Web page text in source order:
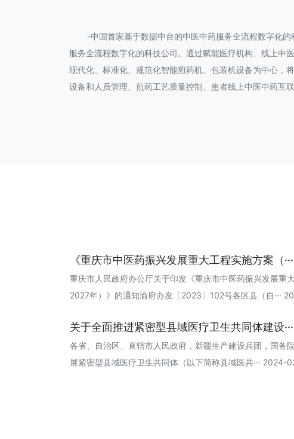
-中国首家基于数据中台的中医中药服务全流程数字化
服务全流程数字化的科技公司。通过赋能医疗机构、线上中
现代化、标准化、规范化智能煎药机、包装机设备为中心，
设备和人员管理、煎药工艺质量控制、患者线上中医中药互
《重庆市中医药振兴发展重大工程实施方案（···
重庆市人民政府办公厅关于印发《重庆市中医药振兴发展
2027年）》的通知渝府办发〔2023〕102号各区县（自···
关于全面推进紧密型县域医疗卫生共同体建设···
各省、自治区、直辖市人民政府，新疆生产建设兵团，国务
展紧密型县域医疗卫生共同体（以下简称县域医共··· 2024-